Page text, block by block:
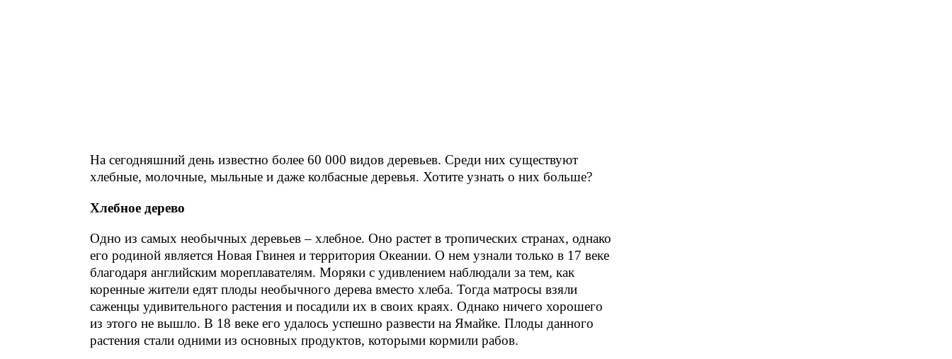
На сегодняшний день известно более 60 000 видов деревьев. Среди них существуют
хлебные, молочные, мыльные и даже колбасные деревья. Хотите узнать о них больше?
Хлебное дерево
Одно из самых необычных деревьев – хлебное. Оно растет в тропических странах, однако
его родиной является Новая Гвинея и территория Океании. О нем узнали только в 17 веке
благодаря английским мореплавателям. Моряки с удивлением наблюдали за тем, как
коренные жители едят плоды необычного дерева вместо хлеба. Тогда матросы взяли
саженцы удивительного растения и посадили их в своих краях. Однако ничего хорошего
из этого не вышло. В 18 веке его удалось успешно развести на Ямайке. Плоды данного
растения стали одними из основных продуктов, которыми кормили рабов.